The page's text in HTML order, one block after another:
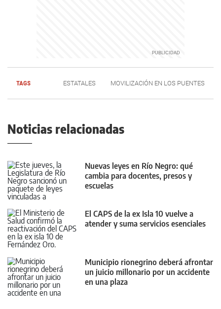
TAGS ESTATALES MOVILIZACIÓN EN LOS PUENTES
Noticias relacionadas
Nuevas leyes en Río Negro: qué
cambia para docentes, presos y
escuelas
El CAPS de la ex Isla 10 vuelve a
atender y suma servicios esenciales
Municipio rionegrino deberá afrontar
un juicio millonario por un accidente
en una plaza